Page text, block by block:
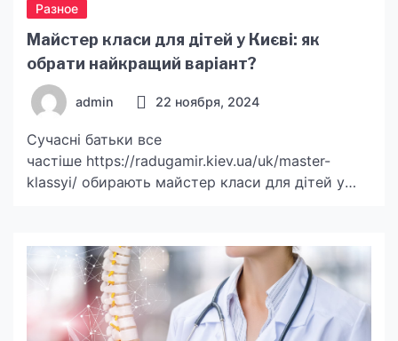
Разное
Майстер класи для дітей у Києві: як
обрати найкращий варіант?
admin 22 ноября, 2024
Сучасні батьки все
частіше https://radugamir.kiev.ua/uk/master-
klassyi/ обирають майстер класи для дітей у
новому, розвинути креативність і знайти нових
друзів. Чому майстер класи для дітей
популярні? Дитячі майстер класи стають все
більш популярними через їхню
багатофункціональність. Вони дозволяють